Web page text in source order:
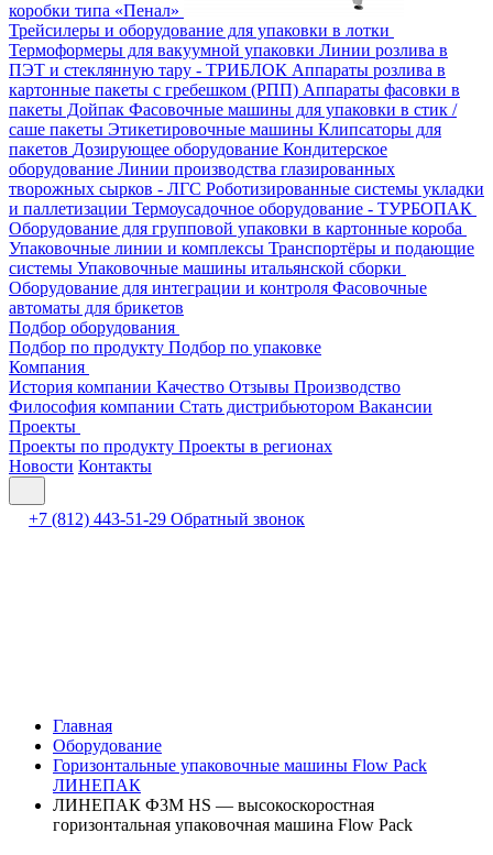
коробки типа «Пенал»
Трейсилеры и оборудование для упаковки в лотки
Термоформеры для вакуумной упаковки Линии розлива в
ПЭТ и стеклянную тару - ТРИБЛОК Аппараты розлива в
картонные пакеты с гребешком (РПП) Аппараты фасовки в
пакеты Дойпак Фасовочные машины для упаковки в стик /
саше пакеты Этикетировочные машины Клипсаторы для
пакетов Дозирующее оборудование Кондитерское
оборудование Линии производства глазированных
творожных сырков - ЛГС Роботизированные системы укладки
и паллетизации Термоусадочное оборудование - ТУРБОПАК
Оборудование для групповой упаковки в картонные короба
Упаковочные линии и комплексы Транспортёры и подающие
системы Упаковочные машины итальянской сборки
Оборудование для интеграции и контроля Фасовочные
автоматы для брикетов
Подбор оборудования
Подбор по продукту Подбор по упаковке
Компания
История компании Качество Отзывы Производство
Философия компании Стать дистрибьютором Вакансии
Проекты
Проекты по продукту Проекты в регионах
Новости Контакты
+7 (812) 443-51-29 Обратный звонок
Главная
Оборудование
Горизонтальные упаковочные машины Flow Pack
ЛИНЕПАК
ЛИНЕПАК Ф3М HS — высокоскоростная
горизонтальная упаковочная машина Flow Pack